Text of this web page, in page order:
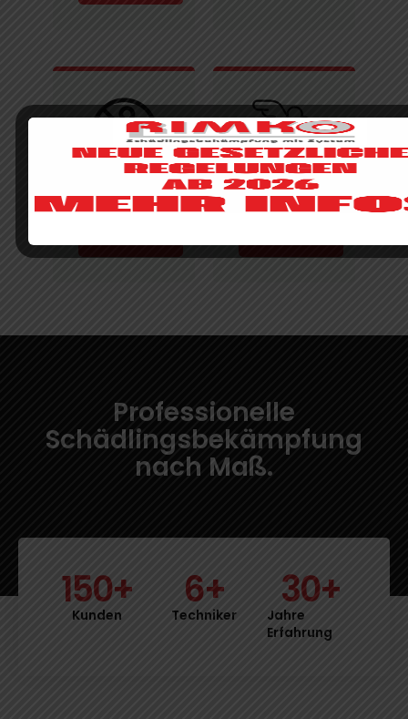
Monitoring Vogelabwehr
Professionelle
Schädlingsbekämpfung
nach Maß.
Kunden
150+
Techniker
6+
Jahre
Erfahrung
30+